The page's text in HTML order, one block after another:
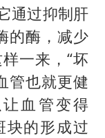
通过抑制肝
的酶，减少
一来，“坏
管也就更健
血管变得
块的形成过